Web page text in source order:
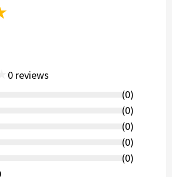
0 reviews
(0)
(0)
(0)
(0)
(0)